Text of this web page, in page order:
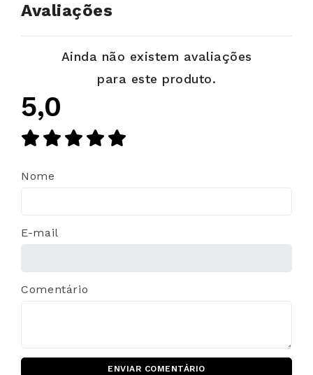
Avaliações
Ainda não existem avaliações
para este produto.
5,0
Nome
E-mail
Comentário
ENVIAR COMENTÁRIO